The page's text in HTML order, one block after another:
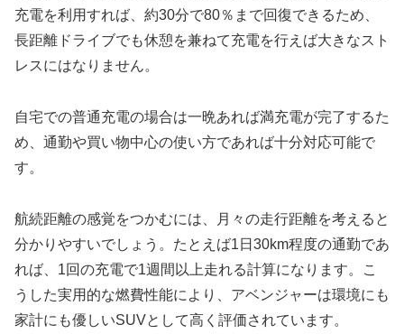
充電を利用すれば、約30分で80％まで回復できるため、
長距離ドライブでも休憩を兼ねて充電を行えば大きなスト
レスにはなりません。
自宅での普通充電の場合は一晩あれば満充電が完了するた
め、通勤や買い物中心の使い方であれば十分対応可能で
す。
航続距離の感覚をつかむには、月々の走行距離を考えると
分かりやすいでしょう。たとえば1日30km程度の通勤であ
れば、1回の充電で1週間以上走れる計算になります。こ
うした実用的な燃費性能により、アベンジャーは環境にも
家計にも優しいSUVとして高く評価されています。